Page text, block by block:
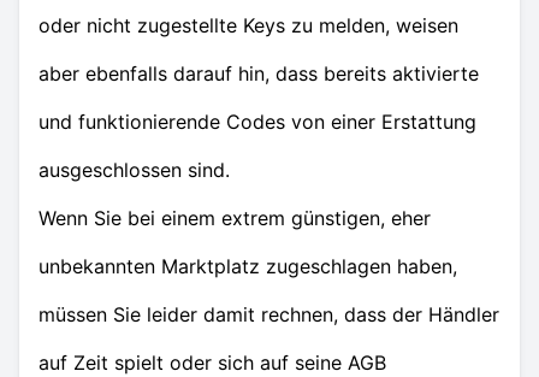
oder nicht zugestellte Keys zu melden, weisen
aber ebenfalls darauf hin, dass bereits aktivierte
und funktionierende Codes von einer Erstattung
ausgeschlossen sind.
Wenn Sie bei einem extrem günstigen, eher
unbekannten Marktplatz zugeschlagen haben,
müssen Sie leider damit rechnen, dass der Händler
auf Zeit spielt oder sich auf seine AGB